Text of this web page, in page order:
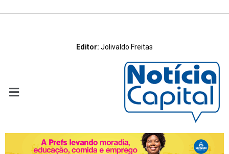
Editor: Jolivaldo Freitas